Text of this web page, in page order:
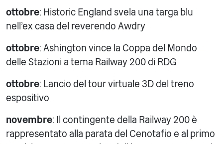
ottobre: Historic England svela una targa blu
nell'ex casa del reverendo Awdry
ottobre: Ashington vince la Coppa del Mondo
delle Stazioni a tema Railway 200 di RDG
ottobre: Lancio del tour virtuale 3D del treno
espositivo
novembre: Il contingente della Railway 200 è
rappresentato alla parata del Cenotafio e al primo